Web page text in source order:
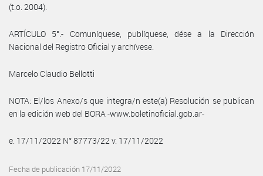
(t.o. 2004).
ARTÍCULO 5°.- Comuníquese, publíquese, dése a la Dirección
Nacional del Registro Oficial y archívese.
Marcelo Claudio Bellotti
NOTA: El/los Anexo/s que integra/n este(a) Resolución se publican
en la edición web del BORA -www.boletinoficial.gob.ar-
e. 17/11/2022 N° 87773/22 v. 17/11/2022
Fecha de publicación 17/11/2022